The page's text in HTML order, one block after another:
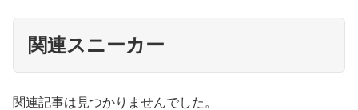
関連スニーカー
関連記事は見つかりませんでした。